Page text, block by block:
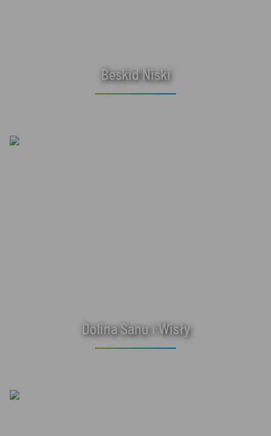
Beskid Niski
Dolina Sanu i Wisły